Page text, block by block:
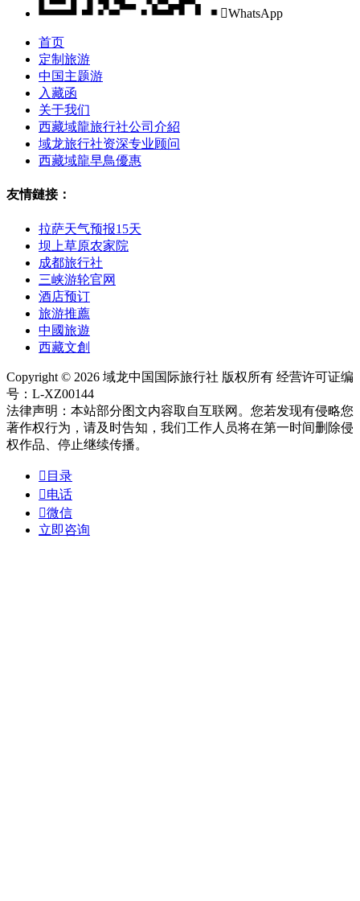
WhatsApp
首页
定制旅游
中国主题游
入藏函
关于我们
西藏域龍旅行社公司介紹
域龙旅行社资深专业顾问
西藏域龍早鳥優惠
友情鏈接：
拉萨天气预报15天
坝上草原农家院
成都旅行社
三峡游轮官网
酒店预订
旅游推薦
中國旅遊
西藏文創
Copyright © 2026 域龙中国国际旅行社 版权所有 经营许可证编
号：L-XZ00144
法律声明：本站部分图文内容取自互联网。您若发现有侵略您
著作权行为，请及时告知，我们工作人员将在第一时间删除侵
权作品、停止继续传播。
 目录
电话
微信
立即咨询